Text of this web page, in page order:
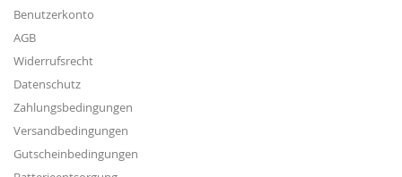
Benutzerkonto
AGB
Widerrufsrecht
Datenschutz
Zahlungsbedingungen
Versandbedingungen
Gutscheinbedingungen